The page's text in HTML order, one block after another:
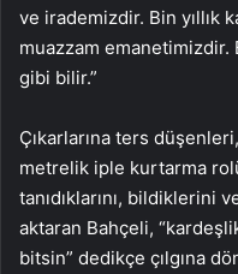
ve irademizdir. Bin yıllık
muazzam
gibi bilir.”
Çıkarlarına ters
metrelik iple kurtarma
tanıdıklarını, bildiklerini
aktaran Bahçeli,
bitsin” dedikçe çılgına